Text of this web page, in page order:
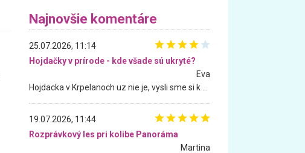
Najnovšie komentáre
25.07.2026, 11:14
Hojdačky v prírode - kde všade sú ukryté?
Eva
19.07.2026, 11:44
Rozprávkový les pri kolibe Panoráma
Martina